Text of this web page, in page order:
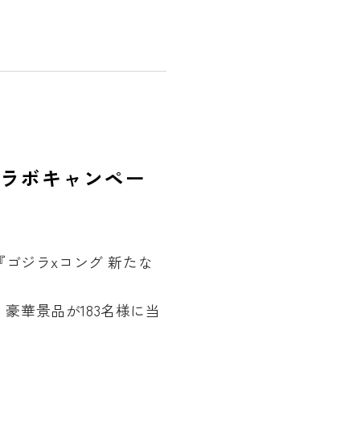
ボキャンペー
ジラxコング 新たな
華景品が183名様に当